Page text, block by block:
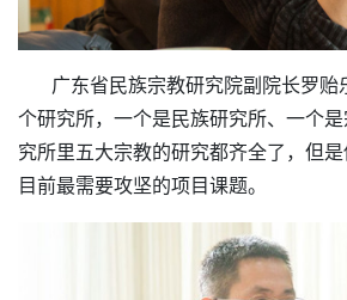
个研究所，一个是民族研究所、一个
究所里五大宗教的研究都齐全了，但
目前最需要攻坚的项目课题。